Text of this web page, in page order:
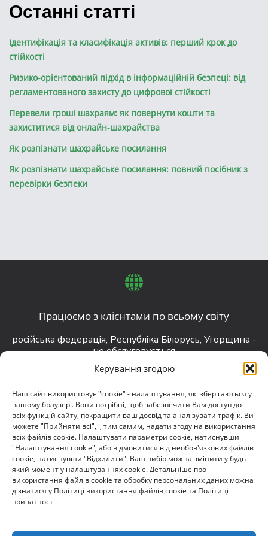
Керування згодою
Наш сайт використовує "cookie" - налаштування, які зберігаються у
вашому браузері. Вони потрібні, щоб забезпечити Вам доступ до
всіх функцій сайту, покращити ваш досвід та аналізувати трафік. Ви
можете "Прийняти всі", і, тим самим, надати згоду на використання
всіх файлів cookie. Налаштувати параметри cookie, натиснувши
"Налаштування cookie", або відмовитися від необов'язкових файлів
cookie, натиснувши "Відхилити". Ваш вибір можна змінити у будь-
який момент у налаштуваннях cookie. Детальніше про
використання файлів cookie та обробку персональних даних можна
дізнатися у Політиці використання файлів cookie та Політиці
приватності.
Останні статті
Ідентифікація та класифікація активів: перший крок до
стійкості
Ризико-орієнтований підхід в інформаційній безпеці: від
регламентованого захисту до цифрової стійкості
Перевели гроші шахраям: як повернути кошти та
захиститися від онлайн-шахрайства
Як розпізнати шахрайське посилання
Як розпізнати шахрайське посилання: повний посібник з
перевірки безпеки
Працюємо з клієнтами по всьому світу
російська федерація, Республіка Білорусь, Угорщина -
не обслуговується
contact@darkguard.com.ua